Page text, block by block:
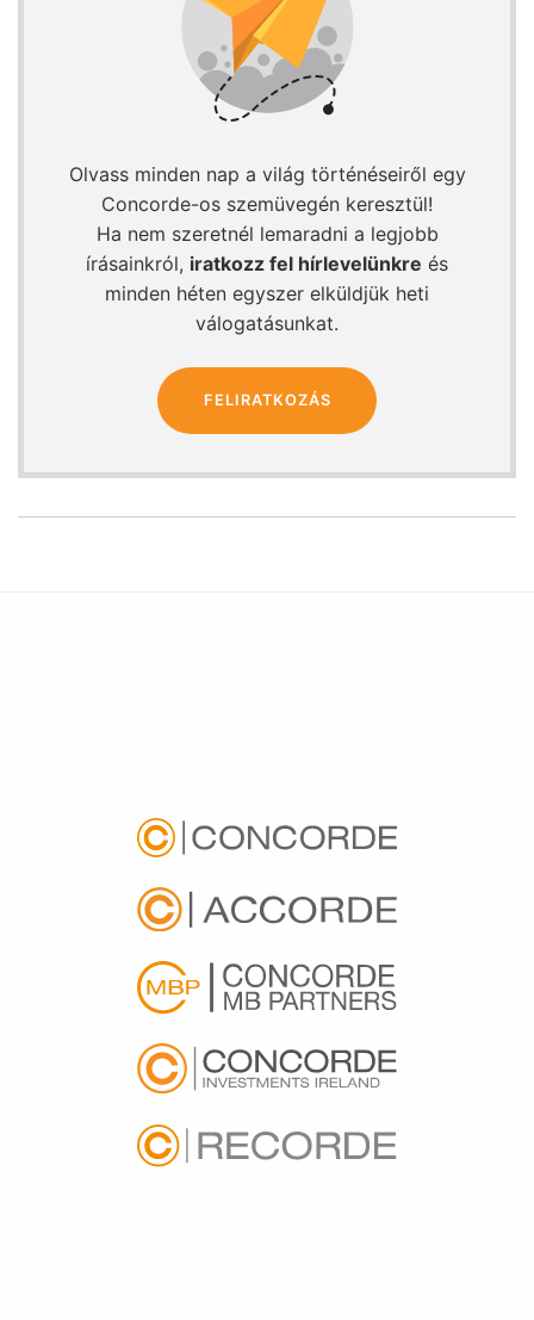
Olvass minden nap a világ történéseiről egy
Concorde-os szemüvegén keresztül!
Ha nem szeretnél lemaradni a legjobb
írásainkról, iratkozz fel hírlevelünkre és
minden héten egyszer elküldjük heti
válogatásunkat.
FELIRATKOZÁS